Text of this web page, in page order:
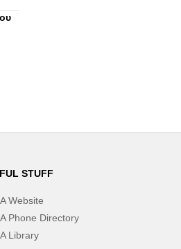
STUFF
Website
Phone Directory
Library